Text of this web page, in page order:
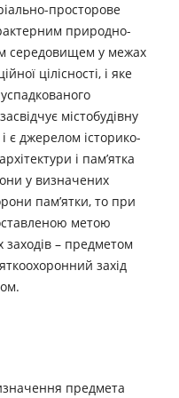
просторове
природно-
середовищем у межах
цілісності, і яке
містобудівну
є джерелом історико-
і пам’ятка
у визначених
пам’ятки, то при
метою
заходів – предметом
захід
предмета